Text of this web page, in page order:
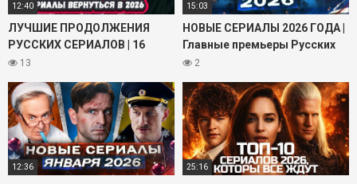
12:40
ЛУЧШИЕ ПРОДОЛЖЕНИЯ
РУССКИХ СЕРИАЛОВ | 16
Самых Ожидаемых Русских
13
15:03
НОВЫЕ СЕРИАЛЫ 2026 ГОДА |
Главные премьеры Русских
сериалов и фильмов 2026
2
12:36 25:16